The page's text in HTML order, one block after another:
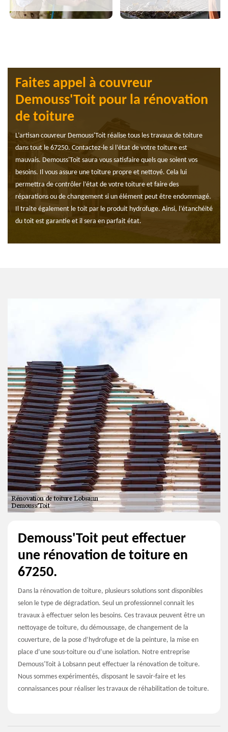
Faites appel à couvreur
Demouss'Toit pour la rénovation
de toiture
L’artisan couvreur Demouss'Toit réalise tous les travaux de toiture
dans tout le 67250. Contactez-le si l’état de votre toiture est
mauvais. Demouss'Toit saura vous satisfaire quels que soient vos
besoins. Il vous assure une toiture propre et nettoyé. Cela lui
permettra de contrôler l’état de votre toiture et faire des
réparations ou de changement si un élément peut être endommagé.
Il traite également le toit par le produit hydrofuge. Ainsi, l’étanchéité
du toit est garantie et il sera en parfait état.
Demouss'Toit peut effectuer
une rénovation de toiture en
67250.
Dans la rénovation de toiture, plusieurs solutions sont disponibles
selon le type de dégradation. Seul un professionnel connait les
travaux à effectuer selon les besoins. Ces travaux peuvent être un
nettoyage de toiture, du démoussage, de changement de la
couverture, de la pose d’hydrofuge et de la peinture, la mise en
place d’une sous-toiture ou d’une isolation. Notre entreprise
Demouss'Toit à Lobsann peut effectuer la rénovation de toiture.
Nous sommes expérimentés, disposant le savoir-faire et les
connaissances pour réaliser les travaux de réhabilitation de toiture.